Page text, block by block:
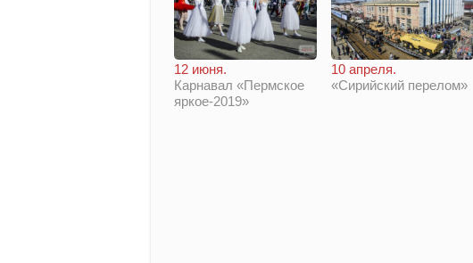
12 июня.
Карнавал «Пермское
яркое-2019»
10 апреля.
«Сирийский перелом»